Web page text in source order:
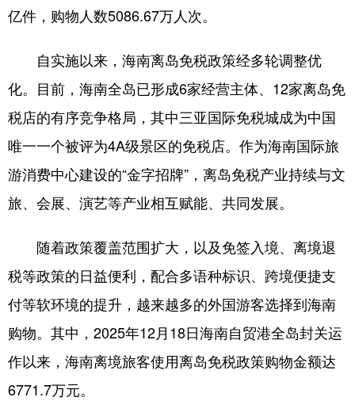
亿件，购物人数5086.67万人次。
自实施以来，海南离岛免税政策经多轮调整优
化。目前，海南全岛已形成6家经营主体、12家离岛免
税店的有序竞争格局，其中三亚国际免税城成为中国
唯一一个被评为4A级景区的免税店。作为海南国际旅
游消费中心建设的“金字招牌”，离岛免税产业持续与文
旅、会展、演艺等产业相互赋能、共同发展。
随着政策覆盖范围扩大，以及免签入境、离境退
税等政策的日益便利，配合多语种标识、跨境便捷支
付等软环境的提升，越来越多的外国游客选择到海南
购物。其中，2025年12月18日海南自贸港全岛封关运
作以来，海南离境旅客使用离岛免税政策购物金额达
6771.7万元。